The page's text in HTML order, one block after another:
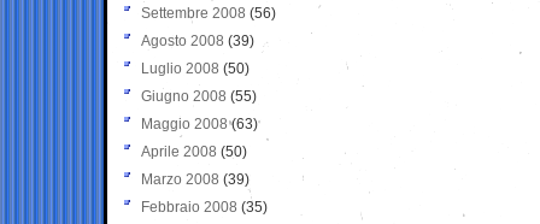
Settembre 2008 (56)
Agosto 2008 (39)
Luglio 2008 (50)
Giugno 2008 (55)
Maggio 2008(63)
Aprile 2008 (50)
Marzo 2008 (39)
Febbraio 2008 (35)